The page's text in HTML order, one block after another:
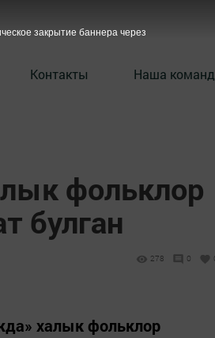
Контакты Наша
фольклор
булган
278 0
халык фольклор